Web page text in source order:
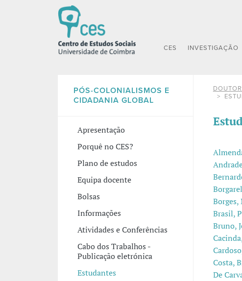
CES INVESTIGAÇÃO
PÓS-COLONIALISMOS E
CIDADANIA GLOBAL
Apresentação
Porquê no CES?
Plano de estudos
Equipa docente
Bolsas
Informações
Atividades e Conferências
Cabo dos Trabalhos -
Publicação eletrónica
Estudantes
Borges,
Brasil,
Bruno,
Costa,
De